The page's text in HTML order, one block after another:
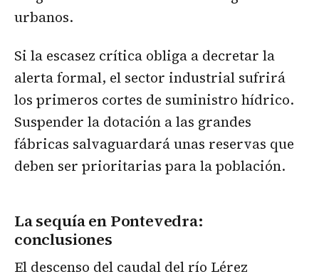
urbanos.
Si la escasez crítica obliga a decretar la
alerta formal, el sector industrial sufrirá
los primeros cortes de suministro hídrico.
Suspender la dotación a las grandes
fábricas salvaguardará unas reservas que
deben ser prioritarias para la población.
La sequía en Pontevedra:
conclusiones
El descenso del caudal del río Lérez